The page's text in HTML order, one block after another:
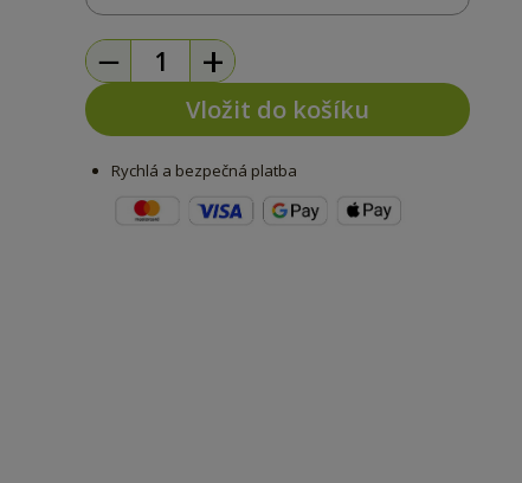
− +
Vložit do košíku
Rychlá a bezpečná platba